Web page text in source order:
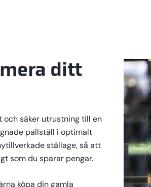
ditt
och säker utrustning till en
pallställ i optimalt
ställage, så att
som du sparar pengar.
köpa din gamla